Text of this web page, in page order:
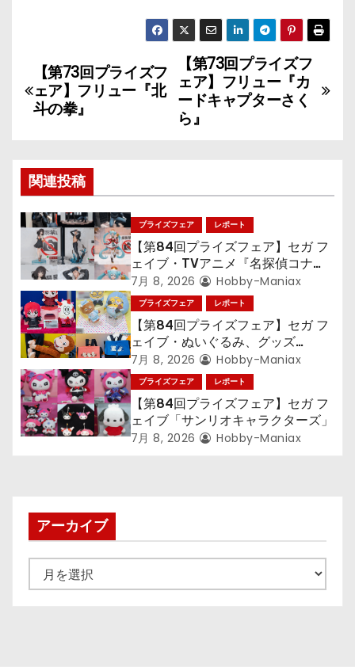
投
稿
ビ
ゲ
ー
シ
ョ
ン
【第73回プライズフ
ェア】フリュー『カ
ードキャプターさく
ら』
【第73回プライズフ
ェア】フリュー『北
斗の拳』
関連投稿
プライズフェア レポート
【第84回プライズフェア】セガ フ
ェイブ・TVアニメ『名探偵コナ
ン』TVアニメ『呪術廻戦』『〈物
語〉シリーズ』「初音ミク」
7月 8, 2026 Hobby-Maniax
プライズフェア レポート
【第84回プライズフェア】セガ フ
ェイブ・ぬいぐるみ、グッズ
『LiSA』『ミニオン』『おさるの
ジョージ』『ポケットモンスター』
7月 8, 2026 Hobby-Maniax
プライズフェア レポート
【第84回プライズフェア】セガ フ
ェイブ「サンリオキャラクターズ」
7月 8, 2026 Hobby-Maniax
アーカイブ
ー